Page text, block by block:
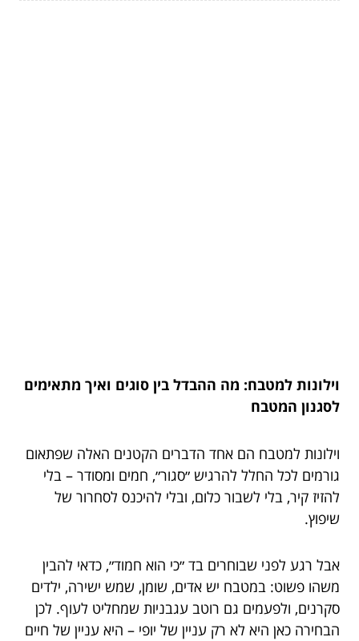
וילונות למטבח: מה ההבדל בין סוגים ואיך מתאימים
לסגנון המטבח
וילונות למטבח הם אחד הדברים הקטנים האלה שפתאום
גורמים לכל החלל להרגיש ״סגור״, חמים ומסודר – בלי
להזיז קיר, בלי לשבור כלום, ובלי להיכנס לסחרור של
שיפוץ.
אבל רגע לפני שבוחרים בד ״כי הוא חמוד״, כדאי להבין
משהו פשוט: במטבח יש אדים, שומן, שמש ישירה, ילדים
סקרנים, ולפעמים גם רוטב עגבניות שמחליט לעוף. לכן
הבחירה כאן היא לא רק עניין של יופי – היא עניין של חיים